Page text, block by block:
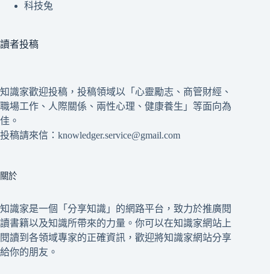
科技兔
讀者投稿
知識家歡迎投稿，投稿領域以「心靈勵志、商管財經、
職場工作、人際關係、兩性心理、健康養生」等面向為
佳。
投稿請來信：knowledger.service@gmail.com
關於
知識家是一個「分享知識」的網路平台，致力於推廣閱
讀書籍以及知識所帶來的力量。你可以在知識家網站上
閱讀到各領域專家的正確資訊，歡迎將知識家網站分享
給你的朋友。